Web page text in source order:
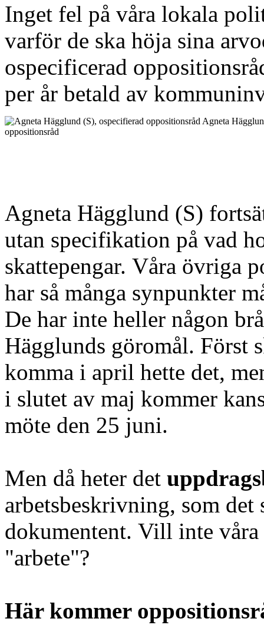
Inget fel på våra lokala
varför de ska höja sina
ospecificerad
per år betald av
Agneta
oppositionsråd
Agneta Hägglund (S)
utan specifikation på vad
skattepengar. Våra övriga
har så många synpunkter
De har inte heller någon
Hägglunds göromål. Först
komma i april hette det,
i slutet av maj kommer
möte den 25 juni.
Men då heter det
arbetsbeskrivning, som det
dokumentent. Vill inte
"arbete"?
Här kommer